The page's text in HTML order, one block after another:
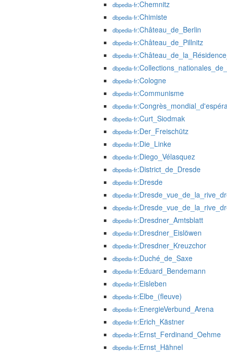
dbpedia-fr:Chemnitz
dbpedia-fr:Chimiste
dbpedia-fr:Château_de_Berlin
dbpedia-fr:Château_de_Pillnitz
dbpedia-fr
dbpedia-fr
dbpedia-fr:Cologne
dbpedia-fr:Communisme
dbpedia-fr
dbpedia-fr:Curt_Siodmak
dbpedia-fr:Der_Freischütz
dbpedia-fr:Die_Linke
dbpedia-fr:Diego_Vélasquez
dbpedia-fr:District_de_Dresde
dbpedia-fr:Dresde
dbpedia-fr
dbpedia-fr
dbpedia-fr:Dresdner_Amtsblatt
dbpedia-fr:Dresdner_Eislöwen
dbpedia-fr:Dresdner_Kreuzchor
dbpedia-fr:Duché_de_Saxe
dbpedia-fr:Eduard_Bendemann
dbpedia-fr:Eisleben
dbpedia-fr:Elbe_(fleuve)
dbpedia-fr:EnergieVerbund_Arena
dbpedia-fr:Erich_Kästner
dbpedia-fr:Ernst_Ferdinand_Oehme
dbpedia-fr:Ernst_Hähnel